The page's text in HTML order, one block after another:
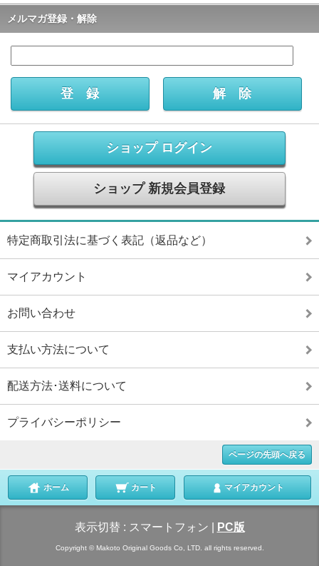
メルマガ登録・解除
ショップ ログイン
ショップ 新規会員登録
特定商取引法に基づく表記（返品など）
マイアカウント
お問い合わせ
支払い方法について
配送方法･送料について
プライバシーポリシー
ページの先頭へ戻る
ホーム カート マイアカウント
表示切替 : スマートフォン PC版
Copyright © Makoto Original Goods Co, LTD. all rights reserved.